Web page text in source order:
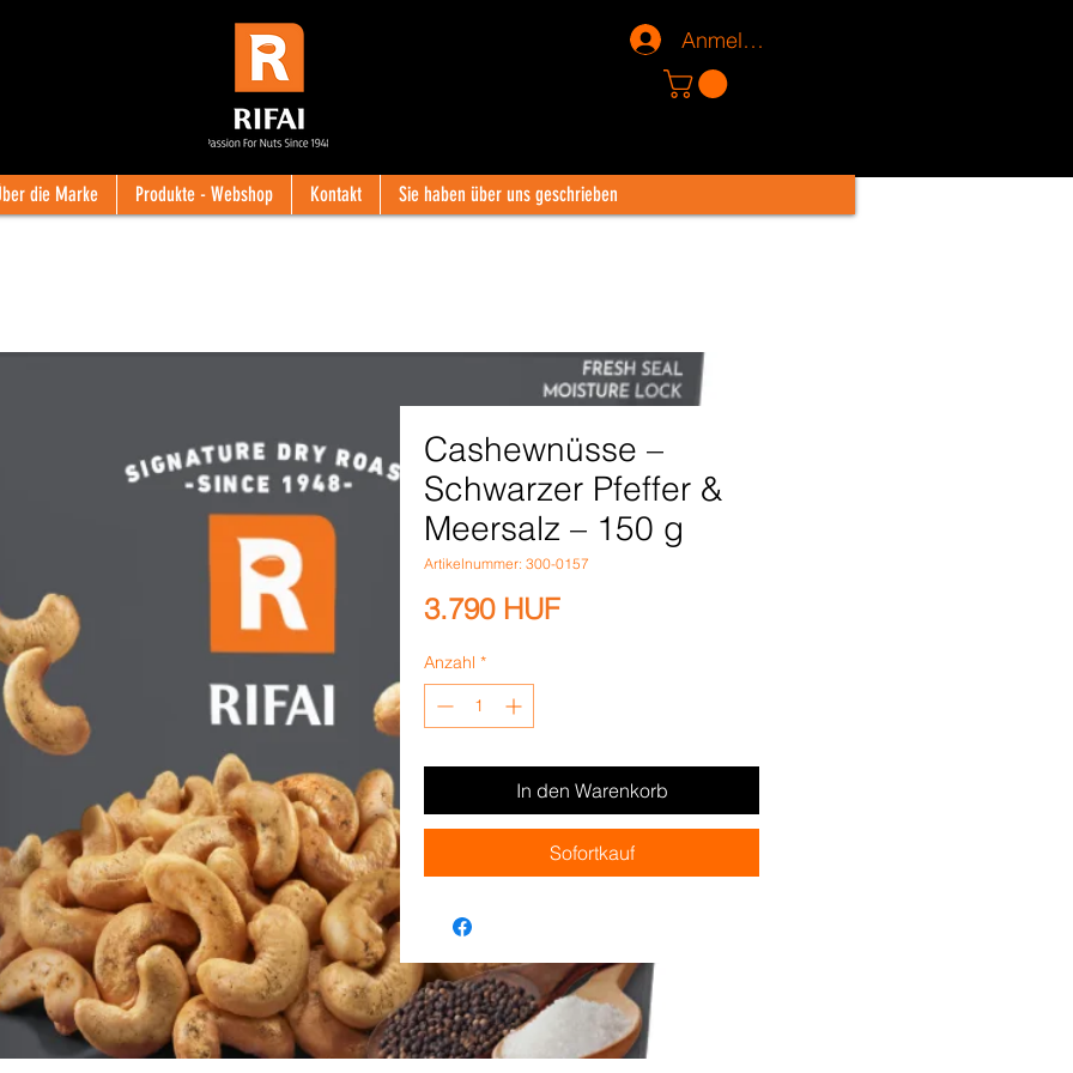
Anmelden
die Marke Produkte - Webshop Kontakt Sie haben über uns geschrieben
Cashewnüsse –
Schwarzer Pfeffer &
Meersalz – 150 g
Artikelnummer: 300-0157
3.790 HUFPreis
Anzahl *
In den Warenkorb
Sofortkauf